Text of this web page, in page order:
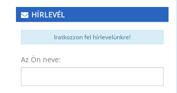
HÍRLEVÉL
Iratkozzon fel hírlevelünkre!
Az Ön neve: